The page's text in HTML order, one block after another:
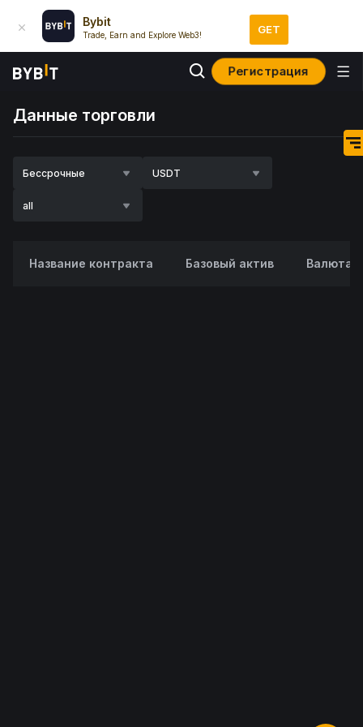
Bybit
Trade, Earn and Explore Web3! GET
Регистрация
Данные торговли
Бессрочные USDT
all
Название контракта Базовый актив Валюта